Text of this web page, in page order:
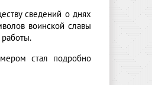
сведений о днях
воинской славы
стал подробно